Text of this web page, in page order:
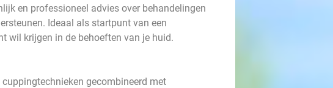
en professioneel advies over behandelingen
Ideaal als startpunt van een
wil krijgen in de behoeften van je huid.
gecombineerd met